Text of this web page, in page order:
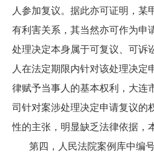
人参加复议。据此亦可证明，某
有利害关系，其当然亦可作为申
处理决定本身属于可复议、可诉
人在法定期限内针对该处理决定
律赋予当事人的基本权利，大连
司针对案涉处理决定申请复议的
性的主张，明显缺乏法律依据，
第四，人民法院案例库中编